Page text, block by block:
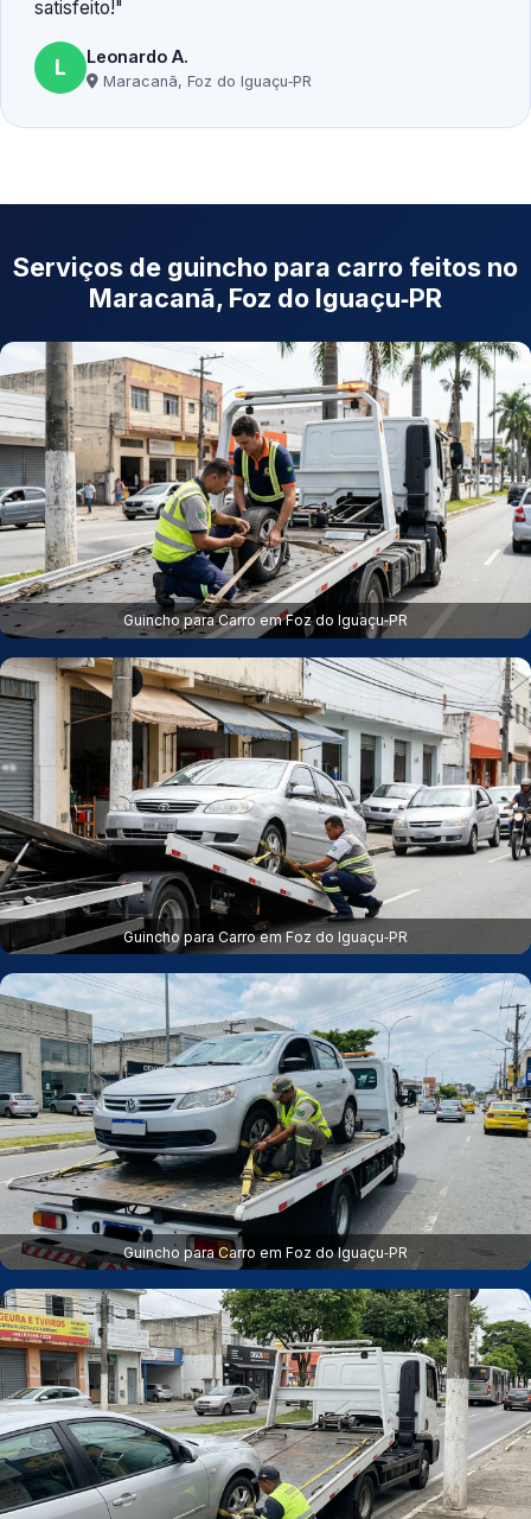
satisfeito!
L Leonardo A.
Maracanã, Foz do Iguaçu‑PR
Serviços de guincho para carro feitos no
Maracanã, Foz do Iguaçu‑PR
Guincho para Carro em Foz do Iguaçu‑PR
Guincho para Carro em Foz do Iguaçu‑PR
Guincho para Carro em Foz do Iguaçu‑PR